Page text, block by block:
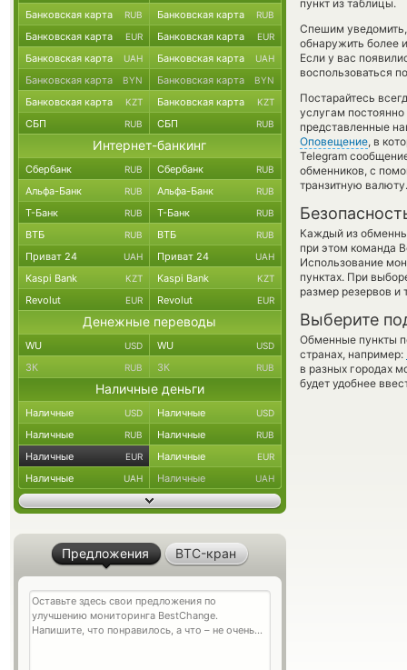
пункт из таблицы.
Спешим
обнаружить более
Если у вас
воспользоваться
Постарайтесь
услугам
представленные
Оповещение, в
Telegram
обменников, с
транзитную валюту.
Каждый из
при этом команда
Использование
пунктах. При
размер резервов и
Выберите
Обменные пункты
странах, например:
в разных городах
будет удобнее
Банковская карта RUB Банковская карта RUB
Банковская карта EUR Банковская карта EUR
Банковская карта UAH Банковская карта UAH
Банковская карта BYN Банковская карта BYN
Банковская карта KZT Банковская карта KZT
СБП RUB СБП RUB
Интернет-банкинг
Сбербанк RUB Сбербанк RUB
Альфа-Банк RUB Альфа-Банк RUB
Т-Банк RUB Т-Банк RUB
ВТБ RUB ВТБ RUB
Приват 24 UAH Приват 24 UAH
Kaspi Bank KZT Kaspi Bank KZT
Revolut EUR Revolut EUR
Денежные переводы
WU USD WU USD
ЗК RUB ЗК RUB
Наличные деньги
Наличные USD Наличные USD
Наличные RUB Наличные RUB
Наличные EUR Наличные EUR
Наличные UAH Наличные UAH
Предложения BTC-кран